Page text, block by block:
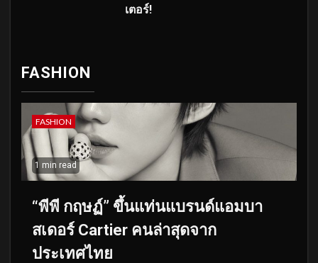
เตอร์!
FASHION
FASHION
1 min read
“พีพี กฤษฏ์” ขึ้นแท่นแบรนด์แอมบา
สเดอร์ Cartier คนล่าสุดจาก
ประเทศไทย